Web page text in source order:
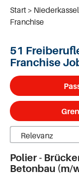
Start
Niederkassel
Franchise
51
Franchise
Polier -
Betonbau (m/